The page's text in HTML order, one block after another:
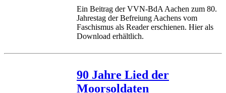
Ein Beitrag der VVN-BdA Aachen zum 80.
Jahrestag der Befreiung Aachens vom
Faschismus als Reader erschienen. Hier als
Download erhältlich.
90 Jahre Lied der
Moorsoldaten